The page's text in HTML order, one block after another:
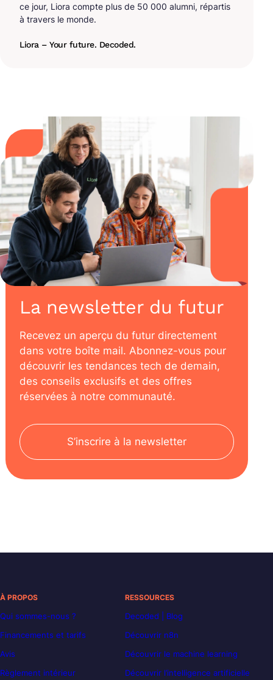
ce jour, Liora compte plus de 50 000 alumni, répartis
à travers le monde.
Liora – Your future. Decoded.
La newsletter du futur
Recevez un aperçu du futur directement
dans votre boîte mail. Abonnez-vous pour
découvrir les tendances tech de demain,
des conseils exclusifs et des offres
réservées à notre communauté.
S’inscrire à la newsletter
À PROPOS
Qui sommes-nous ?
Financements et tarifs
Avis
Règlement intérieur
RESSOURCES
Decoded | Blog
Découvrir n8n
Découvrir le machine learning
Découvrir l’intelligence artificielle